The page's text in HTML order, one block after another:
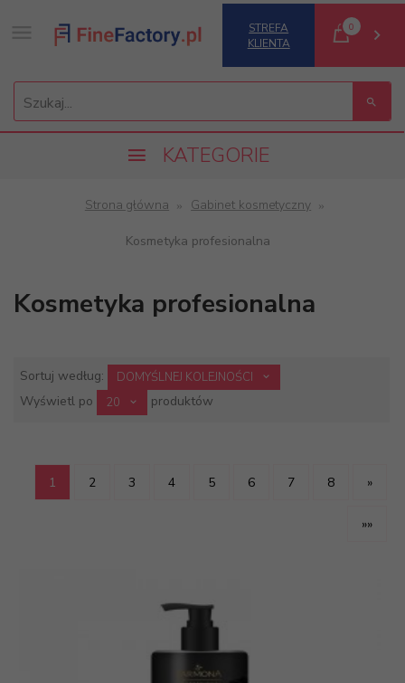
Szukaj...
STREFA
KLIENTA
0
KATEGORIE
Strona główna Gabinet kosmetyczny
Kosmetyka profesionalna
Kosmetyka profesionalna
Sortuj według: sort
DOMYŚLNEJ KOLEJNOŚCI
Wyświetl po pop
20 produktów
1 2 3 4 5 6 7 8 »
»»